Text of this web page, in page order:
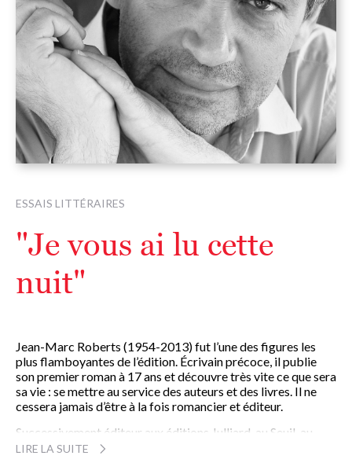
ESSAIS LITTÉRAIRES
"Je vous ai lu cette
nuit"
Jean-Marc Roberts (1954-2013) fut l’une des figures les
plus flamboyantes de l’édition. Écrivain précoce, il publie
son premier roman à 17 ans et découvre très vite ce que sera
sa vie : se mettre au service des auteurs et des livres. Il ne
cessera jamais d’être à la fois romancier et éditeur.
Successivement éditeur aux éditions Julliard, au Seuil, au
Mercure de France et aux éditions Fayard, il prend la
LIRE LA SUITE